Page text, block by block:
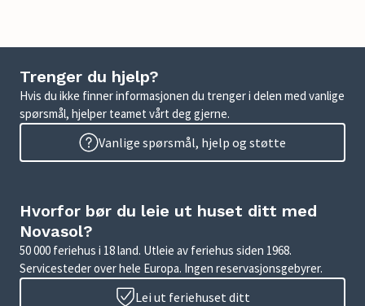
Trenger du hjelp?
Hvis du ikke finner informasjonen du trenger i delen med vanlige
spørsmål, hjelper teamet vårt deg gjerne.
Vanlige spørsmål, hjelp og støtte
Hvorfor bør du leie ut huset ditt med
Novasol?
50 000 feriehus i 18 land. Utleie av feriehus siden 1968.
Servicesteder over hele Europa. Ingen reservasjonsgebyrer.
Lei ut feriehuset ditt